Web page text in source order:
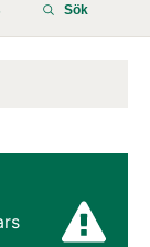
Sök